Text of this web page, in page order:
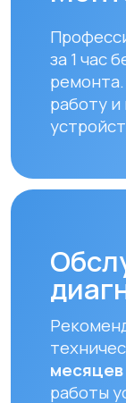
залог
Какая
вам?
Пройдите
получите
вентиляции
для